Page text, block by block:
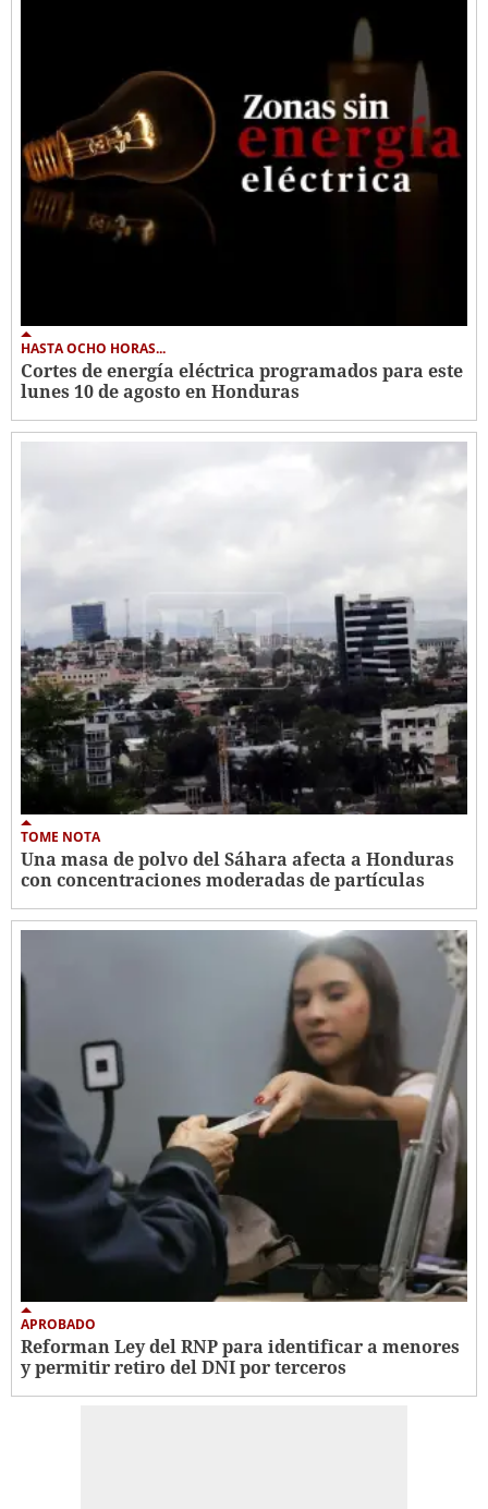
HASTA OCHO HORAS...
Cortes de energía eléctrica programados para este
lunes 10 de agosto en Honduras
TOME NOTA
Una masa de polvo del Sáhara afecta a Honduras
con concentraciones moderadas de partículas
APROBADO
Reforman Ley del RNP para identificar a menores
y permitir retiro del DNI por terceros